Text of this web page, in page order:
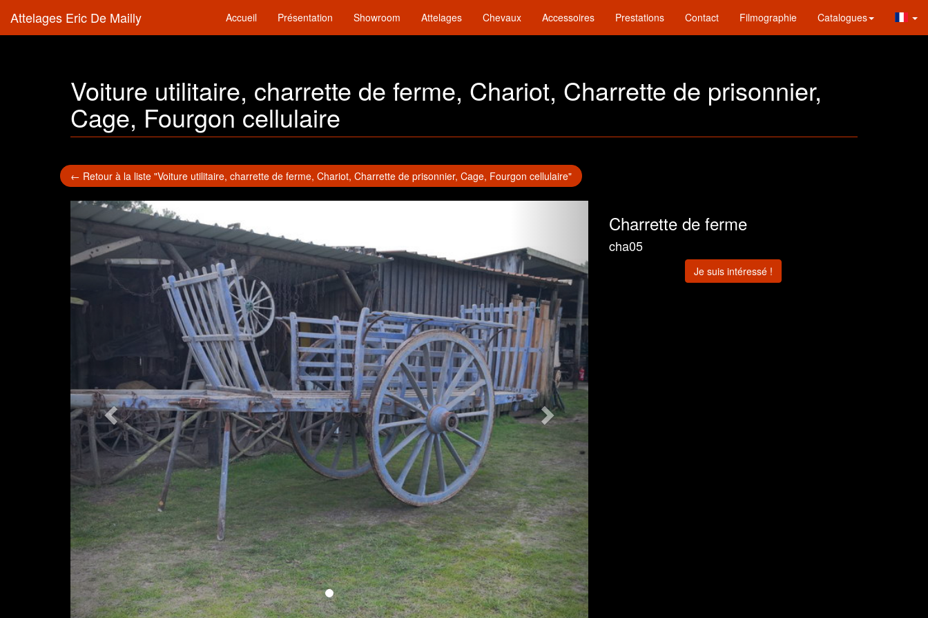
Attelages Eric De Mailly Accueil Présentation Showroom Attelages Chevaux Accessoires Prestations Contact Filmographie Catalogues
Voiture utilitaire, charrette de ferme, Chariot, Charrette de prisonnier,
Cage, Fourgon cellulaire
← Retour à la liste "Voiture utilitaire, charrette de ferme, Chariot, Charrette de prisonnier, Cage, Fourgon cellulaire"
Charrette de ferme
cha05
Je suis intéressé !